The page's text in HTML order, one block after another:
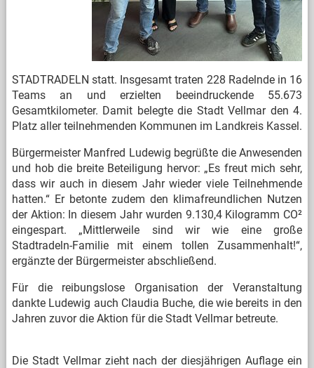
STADTRADELN statt. Insgesamt traten 228 Radelnde in 16
Teams an und erzielten beeindruckende 55.673
Gesamtkilometer. Damit belegte die Stadt Vellmar den 4.
Platz aller teilnehmenden Kommunen im Landkreis Kassel.
Bürgermeister Manfred Ludewig begrüßte die Anwesenden
und hob die breite Beteiligung hervor: „Es freut mich sehr,
dass wir auch in diesem Jahr wieder viele Teilnehmende
hatten.“ Er betonte zudem den klimafreundlichen Nutzen
der Aktion: In diesem Jahr wurden 9.130,4 Kilogramm CO²
eingespart. „Mittlerweile sind wir wie eine große
Stadtradeln-Familie mit einem tollen Zusammenhalt!“,
ergänzte der Bürgermeister abschließend.
Für die reibungslose Organisation der Veranstaltung
dankte Ludewig auch Claudia Buche, die wie bereits in den
Jahren zuvor die Aktion für die Stadt Vellmar betreute.
Die Stadt Vellmar zieht nach der diesjährigen Auflage ein